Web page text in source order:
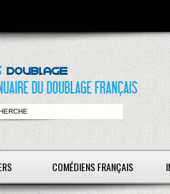
COMÉDIENS FRANÇAIS